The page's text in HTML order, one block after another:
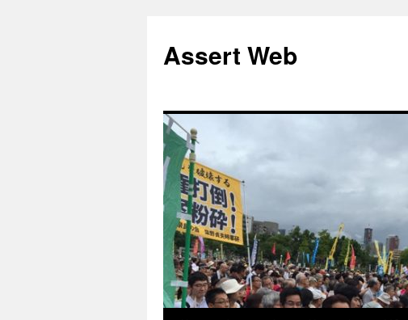
テ
ン
ス
キ
ッ
プ
Assert Web